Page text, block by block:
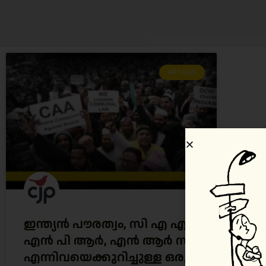
ARTICLES
ഇന്ത്യൻ പൗരത്വം, സി എ എ,
എൻ പി ആർ, എൻ ആർ സി
എന്നിവയെക്കുറിച്ചുള്ള ഒരു